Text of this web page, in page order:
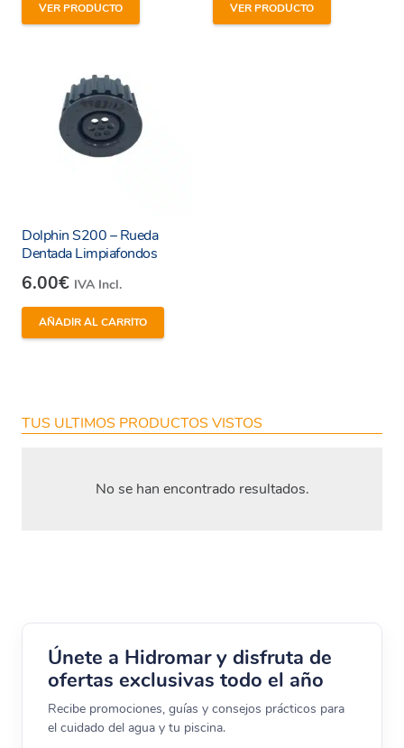
condiciones y
política de privacidadde la web.
VER PRODUCTO VER PRODUCTO
Dolphin S200 – Rueda
Dentada Limpiafondos
6.00€ IVA Incl.
AÑADIR AL CARRITO
TUS ULTIMOS PRODUCTOS VISTOS
No se han encontrado resultados.
Únete a Hidromar y disfruta de
ofertas exclusivas todo el año
Recibe promociones, guías y consejos prácticos para
el cuidado del agua y tu piscina.